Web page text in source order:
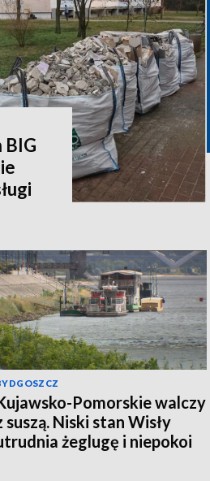
BIG
Pomorskie walczy
suszą. Niski stan Wisły
żeglugę i niepokoi